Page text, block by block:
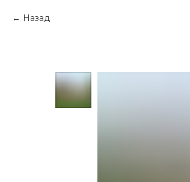
Назад